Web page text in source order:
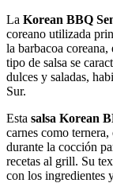
La Korean BBQ
coreano utilizada
la barbacoa
tipo de salsa se
dulces y saladas,
Sur.
Esta salsa Korean
carnes como
durante la cocción
recetas al grill. Su
con los ingredientes